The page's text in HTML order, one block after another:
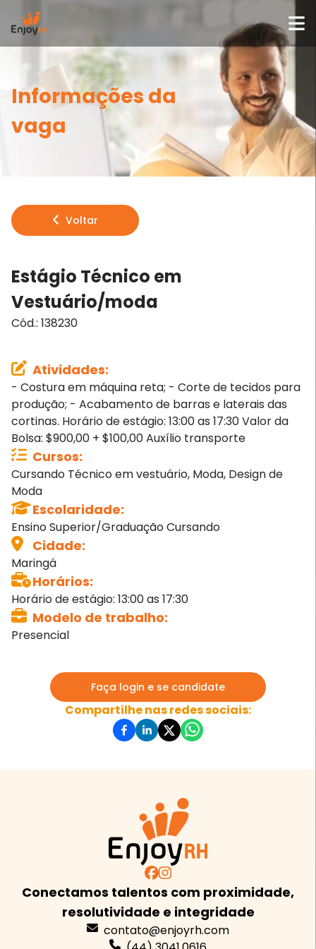
Informações da
vaga
Voltar
Estágio Técnico em
Vestuário/moda
Cód.: 138230
Atividades:
- Costura em máquina reta; - Corte de tecidos para
produção; - Acabamento de barras e laterais das
cortinas. Horário de estágio: 13:00 as 17:30 Valor da
Bolsa: $900,00 + $100,00 Auxílio transporte
Cursos:
Cursando Técnico em vestuário, Moda, Design de
Moda
Escolaridade:
Ensino Superior/Graduação Cursando
Cidade:
Maringá
Horários:
Horário de estágio: 13:00 as 17:30
Modelo de trabalho:
Presencial
Faça login e se candidate
Compartilhe nas redes sociais:
Conectamos talentos com proximidade,
resolutividade e integridade
contato@enjoyrh.com